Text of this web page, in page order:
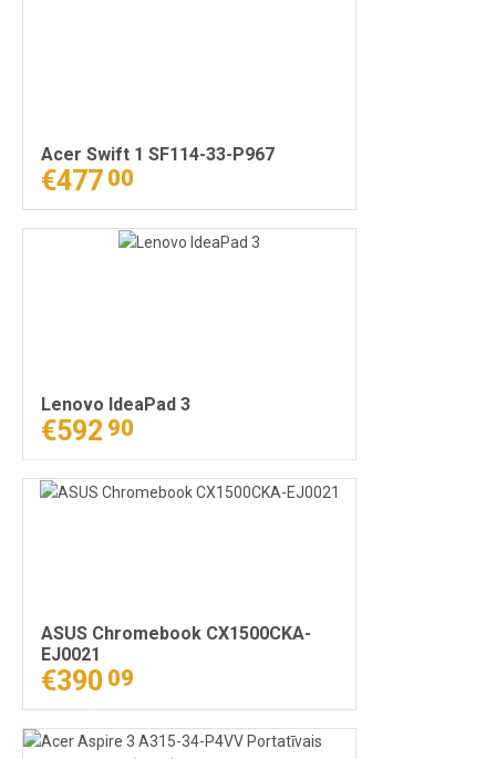
Acer Swift 1 SF114-33-P967
€477 00
Lenovo IdeaPad 3
€592 90
ASUS Chromebook CX1500CKA-
EJ0021
€390 09